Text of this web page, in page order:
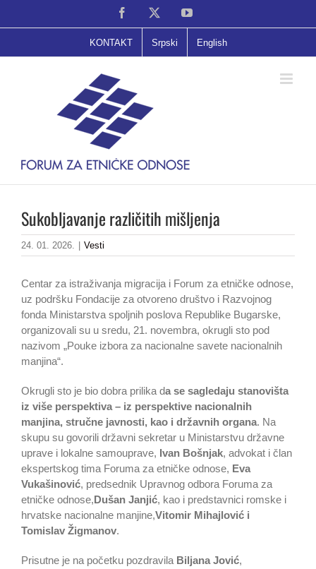
Facebook YouTube
KONTAKT Srpski English
Sukobljavanje različitih mišljenja
24. 01. 2026. Vesti
Centar za istraživanja migracija i Forum za etničke odnose,
uz podršku Fondacije za otvoreno društvo i Razvojnog
fonda Ministarstva spoljnih poslova Republike Bugarske,
organizovali su u sredu, 21. novembra, okrugli sto pod
nazivom „Pouke izbora za nacionalne savete nacionalnih
manjina“.
Okrugli sto je bio dobra prilika da se sagledaju stanovišta
iz više perspektiva – iz perspektive nacionalnih
manjina, stručne javnosti, kao i državnih organa. Na
skupu su govorili državni sekretar u Ministarstvu državne
uprave i lokalne samouprave, Ivan Bošnjak, advokat i član
ekspertskog tima Foruma za etničke odnose, Eva
Vukašinović, predsednik Upravnog odbora Foruma za
etničke odnose,Dušan Janjić, kao i predstavnici romske i
hrvatske nacionalne manjine,Vitomir Mihajlović i
Tomislav Žigmanov.
Prisutne je na početku pozdravila Biljana Jović,